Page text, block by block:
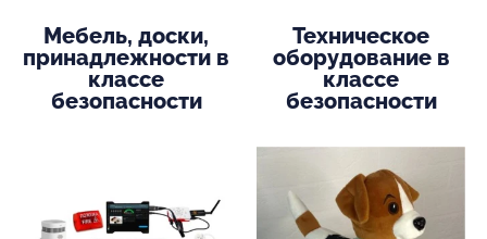
Мебель, доски,
принадлежности в
классе
безопасности
Техническое
оборудование в
классе
безопасности